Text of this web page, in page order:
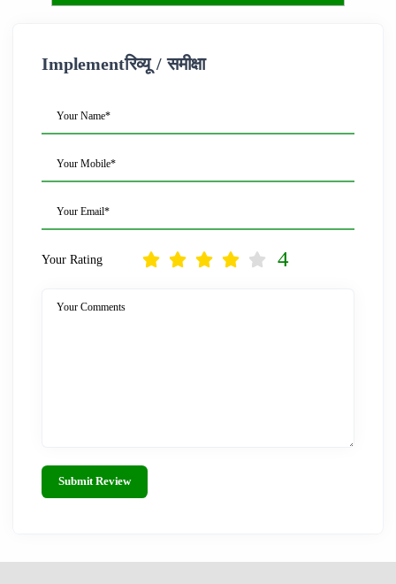
Implementरिव्यू / समीक्षा
Your Name*
Your Mobile*
Your Email*
Your Rating 4
Your Comments
Submit Review